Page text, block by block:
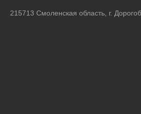
215713 Смоленская область, г.